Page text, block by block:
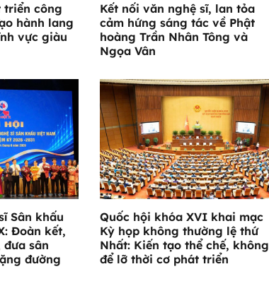
triển công
hành lang
vực giàu
Kết nối văn nghệ sĩ, lan tỏa
cảm hứng sáng tác về Phật
hoàng Trần Nhân Tông và
Ngọa Vân
Sân khấu
Đoàn kết,
sân
đường
Quốc hội khóa XVI khai mạc
Kỳ họp không thường lệ thứ
Nhất: Kiến tạo thể chế, không
để lỡ thời cơ phát triển